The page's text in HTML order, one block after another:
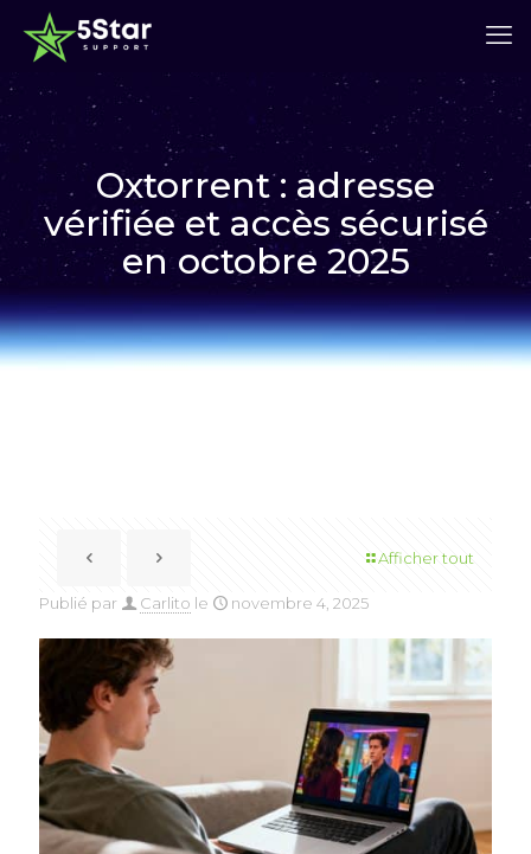
Oxtorrent : adresse
vérifiée et accès sécurisé
en octobre 2025
Afficher tout
Publié par Carlito le novembre 4, 2025